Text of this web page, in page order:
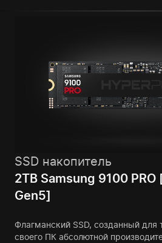
SSD накопитель
2TB Samsung 9100
Gen5]
Флагманский SSD, созданный для
своего ПК абсолютной